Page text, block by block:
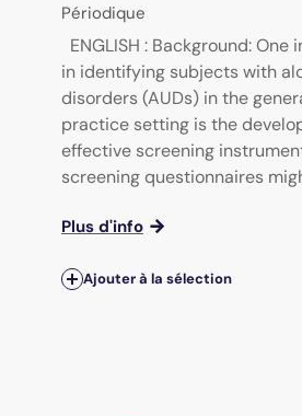
Périodique
ENGLISH : Background:
in identifying subjects with
disorders (AUDs) in the
practice setting is the
effective screening
screening questionnaires
Plus d'info
Ajouter à la sélection